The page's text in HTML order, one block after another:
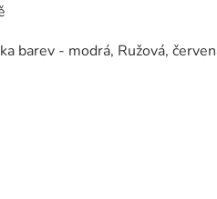
barev - modrá, Ružová,